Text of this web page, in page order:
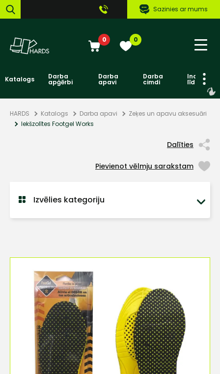
Sazinies ar mums
0 0
Katalogs Darba
apģērbi
Darba
apavi
Darba
cimdi līdzekļi
HARDS Katalogs Darba apavi
Zeķes un apavu aksesuāri
Iekšzolītes Footgel Works
Dalīties
Pievienot vēlmju sarakstam
Izvēlies kategoriju